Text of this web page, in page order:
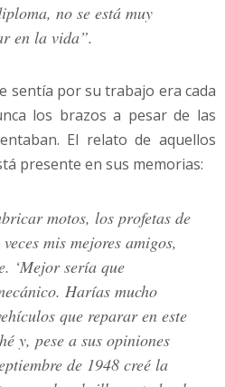
no se está muy
en la vida”.
sentía por su trabajo era cada
los brazos a pesar de las
El relato de aquellos
presente en sus memorias:
motos, los profetas de
mis mejores amigos,
‘Mejor sería que
Harías mucho
que reparar en este
y, pese a sus opiniones
de 1948 creé la